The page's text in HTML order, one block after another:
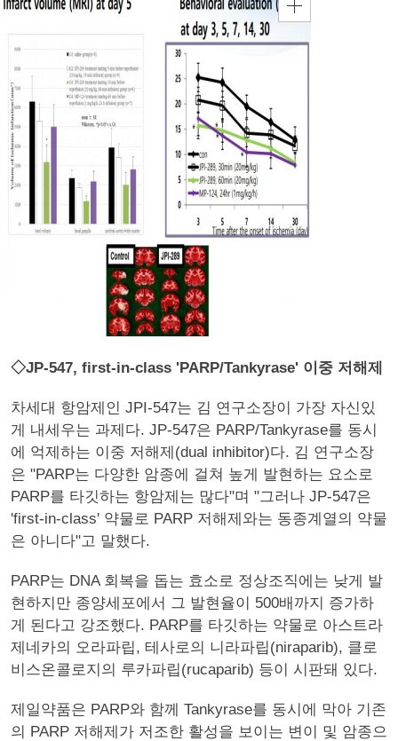
◇JP-547, first-in-class 'PARP/Tankyrase' 이중 저해제
차세대 항암제인 JPI-547는 김 연구소장이 가장 자신있
게 내세우는 과제다. JP-547은 PARP/Tankyrase를 동시
에 억제하는 이중 저해제(dual inhibitor)다. 김 연구소장
은 "PARP는 다양한 암종에 걸쳐 높게 발현하는 요소로
PARP를 타깃하는 항암제는 많다"며 "그러나 JP-547은
'first-in-class' 약물로 PARP 저해제와는 동종계열의 약물
은 아니다"고 말했다.
PARP는 DNA 회복을 돕는 효소로 정상조직에는 낮게 발
현하지만 종양세포에서 그 발현율이 500배까지 증가하
게 된다고 강조했다. PARP를 타깃하는 약물로 아스트라
제네카의 오라파립, 테사로의 니라파립(niraparib), 클로
비스온콜로지의 루카파립(rucaparib) 등이 시판돼 있다.
제일약품은 PARP와 함께 Tankyrase를 동시에 막아 기존
의 PARP 저해제가 저조한 활성을 보이는 변이 및 암종으